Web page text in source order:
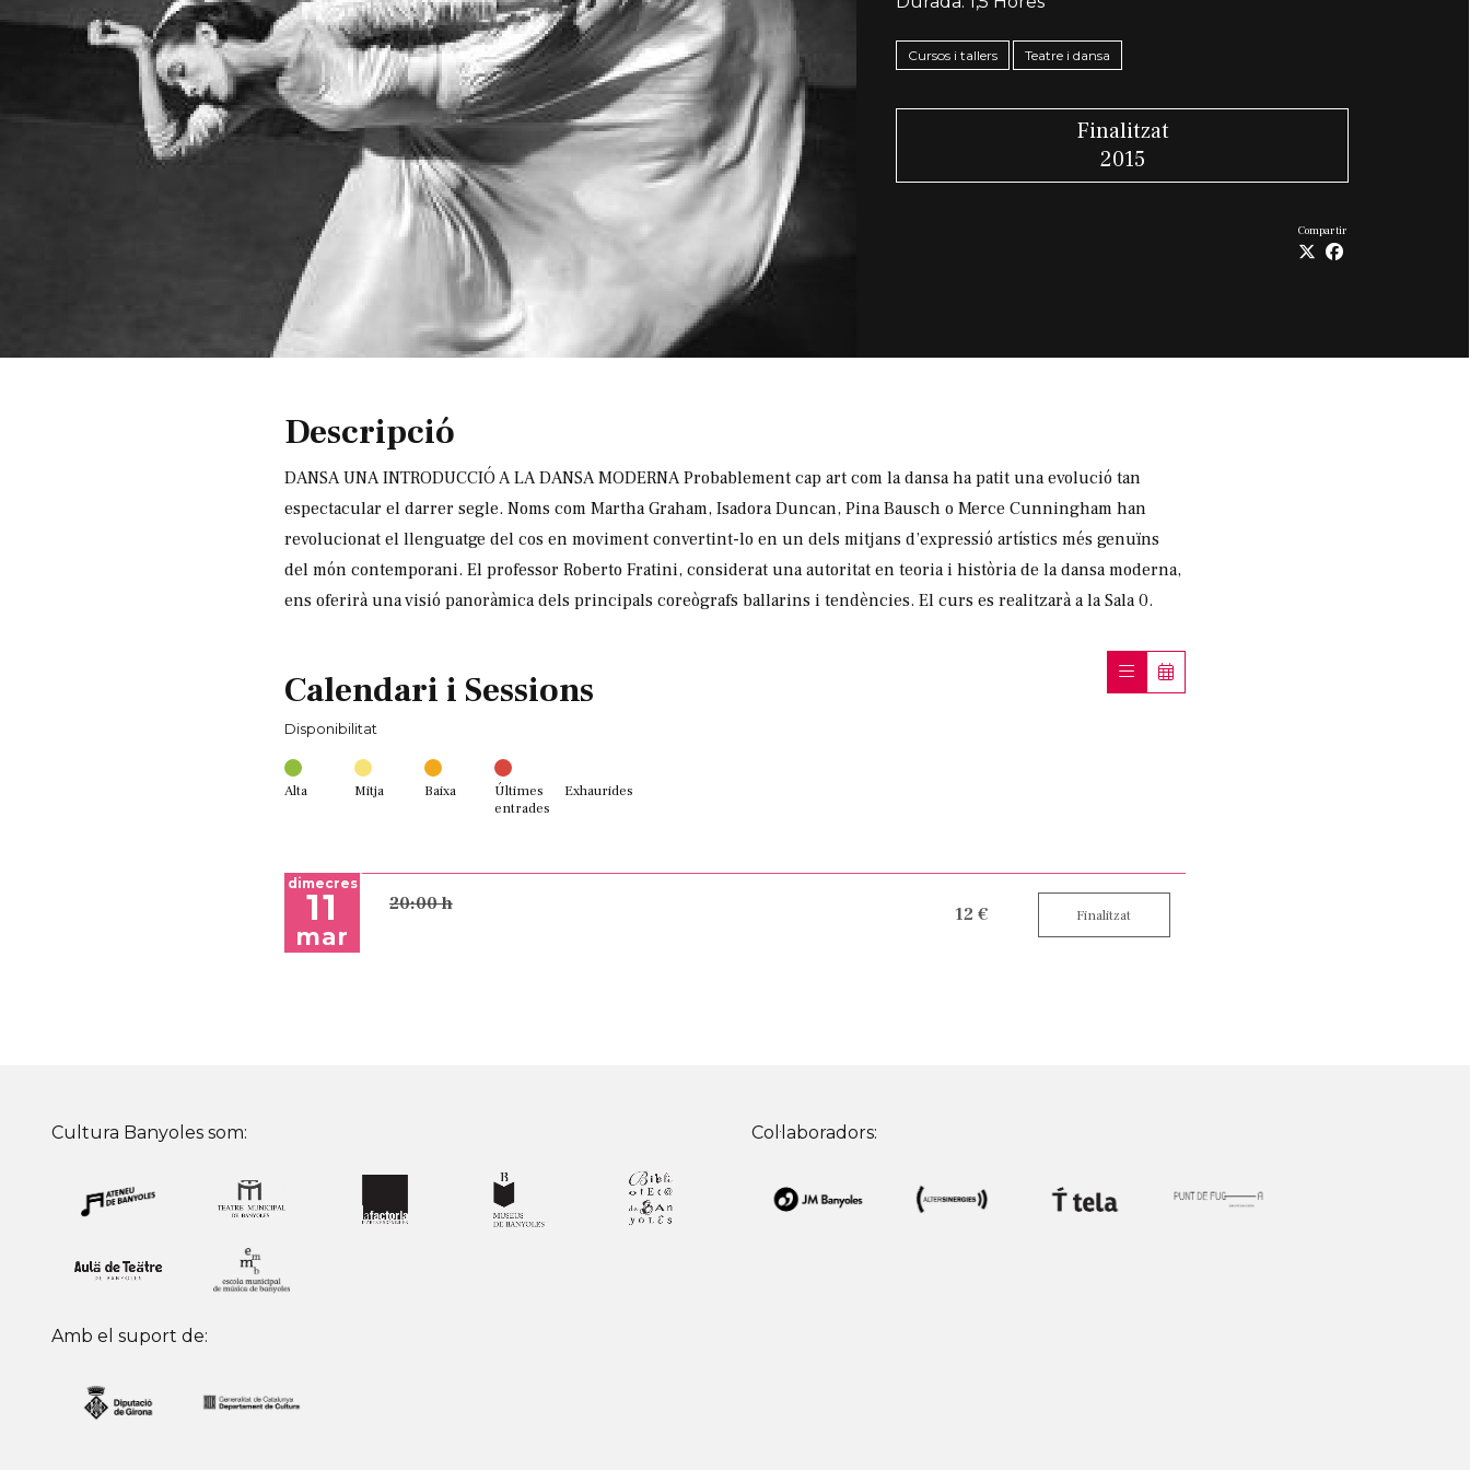
Cursos i tallers Teatre i dansa
Finalitzat
2015
Compartir
Descripció
DANSA UNA INTRODUCCIÓ A LA DANSA MODERNA Probablement cap art com la dansa ha patit una evolució tan
espectacular el darrer segle. Noms com Martha Graham, Isadora Duncan, Pina Bausch o Merce Cunningham han
revolucionat el llenguatge del cos en moviment convertint-lo en un dels mitjans d’expressió artístics més genuïns
del món contemporani. El professor Roberto Fratini, considerat una autoritat en teoria i història de la dansa moderna,
ens oferirà una visió panoràmica dels principals coreògrafs ballarins i tendències. El curs es realitzarà a la Sala 0.
Calendari i Sessions
Disponibilitat
Alta Mitja Baixa
Últimes
entrades
Exhaurides
dimecres
11
mar
20:00 h 12 € Finalitzat
Cultura Banyoles som:
Amb el suport de:
Col·laboradors: